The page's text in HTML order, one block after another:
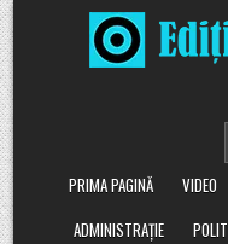
Skip
to
content
PRIMA PAGINĂ
VIDEO
ADMINISTRAȚIE